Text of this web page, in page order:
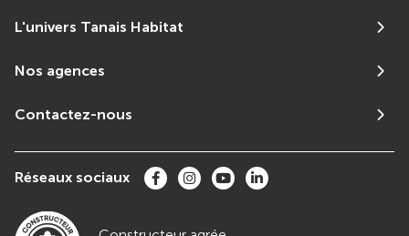
L'univers Tanais Habitat
Nos agences
Contactez-nous
Réseaux sociaux